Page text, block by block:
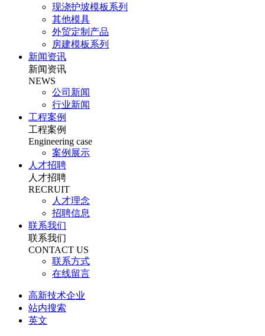
现浇护坡模板系列
其他模具
外贸定制产品
房建模板系列
新闻资讯
新闻资讯
NEWS
公司新闻
行业新闻
工程案例
工程案例
Engineering case
案例展示
人才招聘
人才招聘
RECRUIT
人才理念
招聘信息
联系我们
联系我们
CONTACT US
联系方式
在线留言
高新技术企业
站内搜索
英文